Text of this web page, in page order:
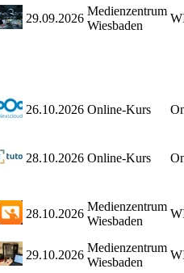
29.09.2026
Medienzentrum
Wiesbaden
26.10.2026 Online-Kurs
28.10.2026 Online-Kurs
28.10.2026
Medienzentrum
Wiesbaden
29.10.2026
Medienzentrum
Wiesbaden